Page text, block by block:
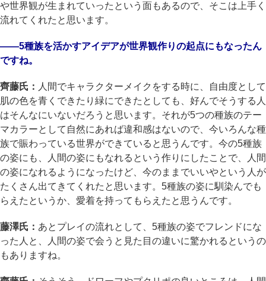
や世界観が生まれていったという面もあるので、そこは上手く
流れてくれたと思います。
――5種族を活かすアイデアが世界観作りの起点にもなったん
ですね。
齊藤氏： 人間でキャラクターメイクをする時に、自由度として
肌の色を青くできたり緑にできたとしても、好んでそうする人
はそんなにいないだろうと思います。それが5つの種族のテー
マカラーとして自然にあれば違和感はないので、今いろんな種
族で賑わっている世界ができていると思うんです。今の5種族
の姿にも、人間の姿にもなれるという作りにしたことで、人間
の姿になれるようになったけど、今のままでいいやという人が
たくさん出てきてくれたと思います。5種族の姿に馴染んでも
らえたというか、愛着を持ってもらえたと思うんです。
藤澤氏： あとプレイの流れとして、5種族の姿でフレンドにな
った人と、人間の姿で会うと見た目の違いに驚かれるというの
もありますね。